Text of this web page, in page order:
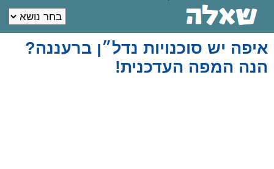
איפה יש סוכנויות נדל״ן ברעננה?
הנה המפה העדכנית!